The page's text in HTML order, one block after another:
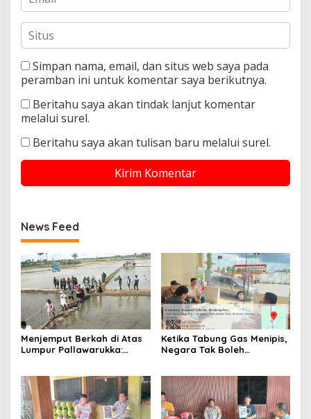
Simpan nama, email, dan situs web saya pada
peramban ini untuk komentar saya berikutnya.
Beritahu saya akan tindak lanjut komentar
melalui surel.
Beritahu saya akan tulisan baru melalui surel.
News Feed
Menjemput Berkah di Atas
Lumpur Pallawarukka:
Ketika Tabung Gas Menipis,
Negara Tak Boleh